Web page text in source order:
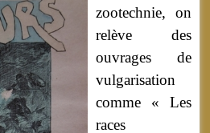
zootechnie, on
relève des
ouvrages de
vulgarisation
comme « Les
races